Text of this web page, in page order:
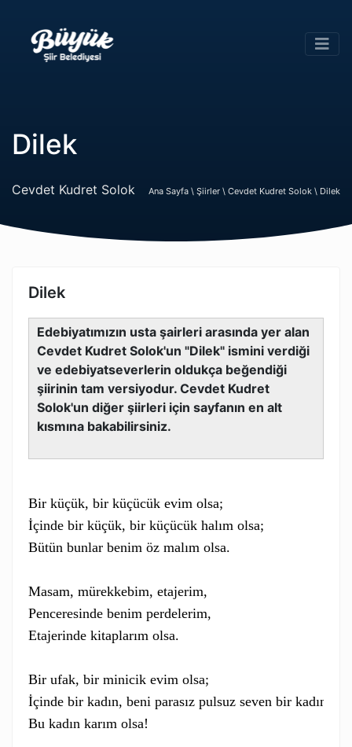
Dilek
Cevdet Kudret Solok Ana Sayfa \ Şiirler \ Cevdet Kudret Solok \ Dilek
Dilek
Edebiyatımızın usta şairleri arasında yer alan
Cevdet Kudret Solok'un "Dilek" ismini verdiği
ve edebiyatseverlerin oldukça beğendiği
şiirinin tam versiyodur. Cevdet Kudret
Solok'un diğer şiirleri için sayfanın en alt
kısmına bakabilirsiniz.
Bir küçük, bir küçücük evim olsa;
İçinde bir küçük, bir küçücük halım olsa;
Bütün bunlar benim öz malım olsa.
Masam, mürekkebim, etajerim,
Penceresinde benim perdelerim,
Etajerinde kitaplarım olsa.
Bir ufak, bir minicik evim olsa;
İçinde bir kadın, beni parasız pulsuz seven bir kadın
Bu kadın karım olsa!